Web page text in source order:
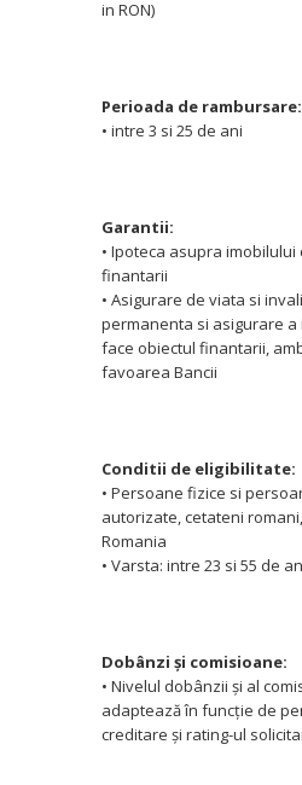
in RON)
Perioada de rambursare:
• intre 3 si 25 de ani
Garantii:
• Ipoteca asupra
finantarii
• Asigurare de viata si
permanenta si asigurare a
face obiectul finantarii,
favoarea Bancii
Conditii de eligibilitate:
• Persoane fizice si
autorizate, cetateni
Romania
• Varsta: intre 23 si 55 de
Dobânzi şi comisioane:
• Nivelul dobânzii şi al
adaptează în funcţie de
creditare şi rating-ul